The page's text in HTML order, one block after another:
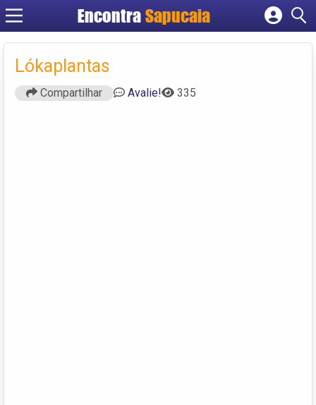
Encontra
Cadastrar empresa
Lókaplantas
Compartilhar Avalie! 335